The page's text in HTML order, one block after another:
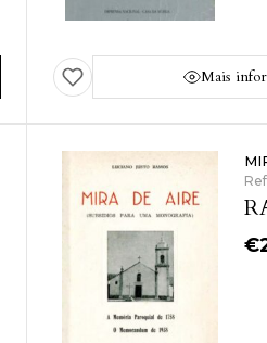
Mais
€